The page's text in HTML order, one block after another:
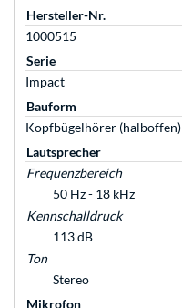
Hersteller-Nr.
1000515
Serie
Impact
Bauform
Kopfbügelhörer (halboffen)
Lautsprecher
Frequenzbereich
50 Hz - 18 kHz
Kennschalldruck
113 dB
Ton
Stereo
Mikrofon